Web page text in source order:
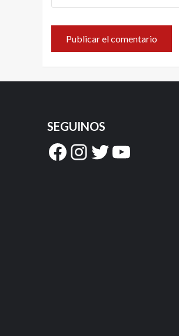
SEGUINOS
Facebook
Instagram
Twitter
YouTube